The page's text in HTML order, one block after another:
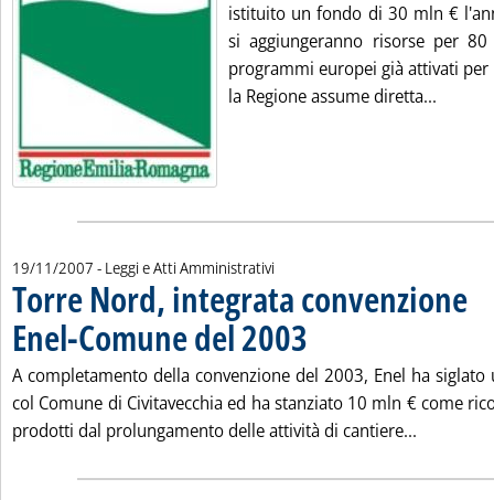
istituito un fondo di 30 mln €
si aggiungeranno risorse per
programmi europei già attivati per
la Regione assume diretta...
19/11/2007 - Leggi e Atti Amministrativi
Torre Nord, integrata convenzione
Enel-Comune del 2003
A completamento della convenzione del 2003, Enel ha
col Comune di Civitavecchia ed ha stanziato 10 mln € come
prodotti dal prolungamento delle attività di cantiere...